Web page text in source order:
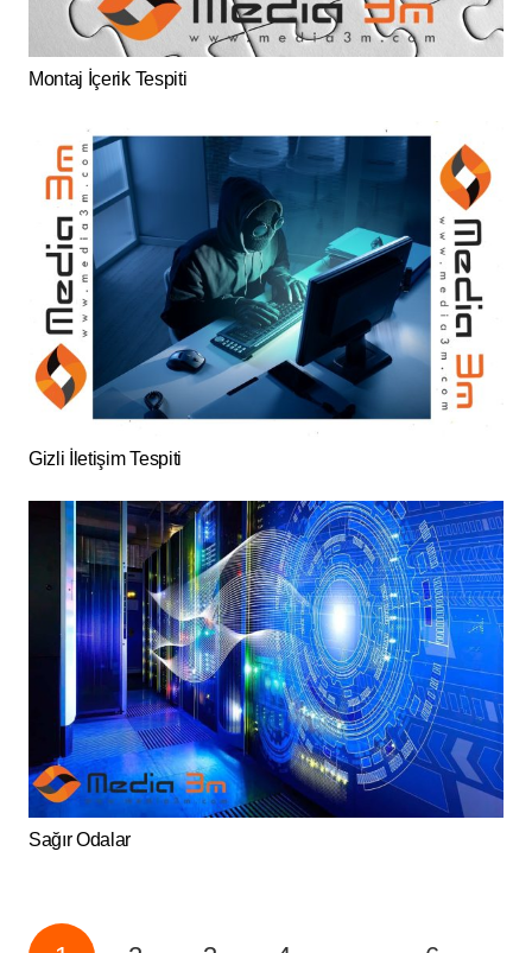
Montaj İçerik Tespiti
Gizli İletişim Tespiti
Sağır Odalar